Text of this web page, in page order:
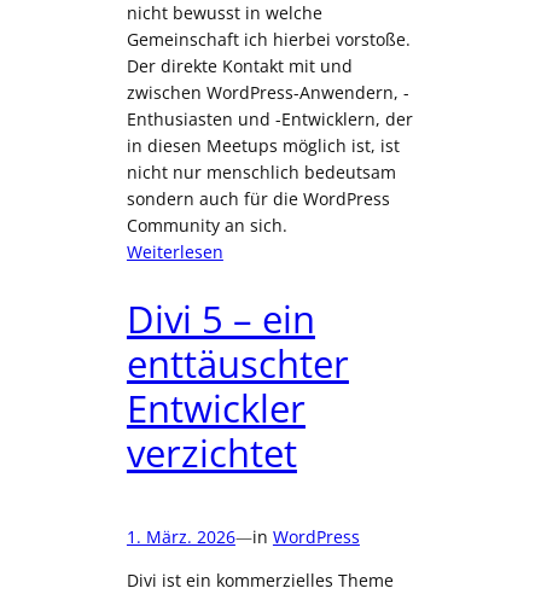
nicht bewusst in welche
Gemeinschaft ich hierbei vorstoße.
Der direkte Kontakt mit und
zwischen WordPress-Anwendern, -
Enthusiasten und -Entwicklern, der
in diesen Meetups möglich ist, ist
nicht nur menschlich bedeutsam
sondern auch für die WordPress
Community an sich.
Weiterlesen:
die
Seele
der
WordPress
Community
Divi 5 – ein
enttäuschter
Entwickler
verzichtet
1. März. 2026—in WordPress
Divi ist ein kommerzielles Theme